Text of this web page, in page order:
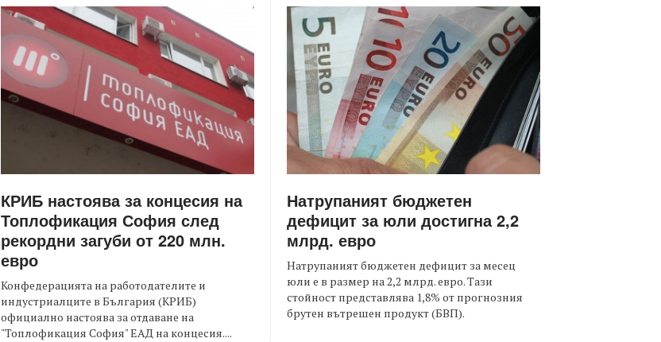
КРИБ настоява за концесия на
Топлофикация София след
рекордни загуби от 220 млн.
евро
Конфедерацията на работодателите и
индустриалците в България (КРИБ)
официално настоява за отдаване на
"Топлофикация София" ЕАД на концесия....
Натрупаният бюджетен
дефицит за юли достигна 2,2
млрд. евро
Натрупаният бюджетен дефицит за месец
юли е в размер на 2,2 млрд. евро. Тази
стойност представлява 1,8% от прогнозния
брутен вътрешен продукт (БВП).